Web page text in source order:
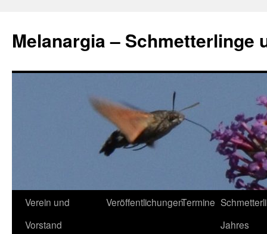
springen
Melanargia – Schmetterlinge
Verein und
Vorstand
VeröffentlichungenTermine
Jahres